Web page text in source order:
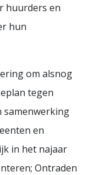
huurders en
hun
om alsnog
tegen
samenwerking
en
in het najaar
Ontraden